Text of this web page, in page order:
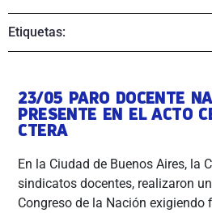
Etiquetas:
23/05 PARO DOCENTE
PRESENTE EN EL ACTO
CTERA
En la Ciudad de Buenos Aires, la
sindicatos docentes, realizaron
Congreso de la Nación exigiendo